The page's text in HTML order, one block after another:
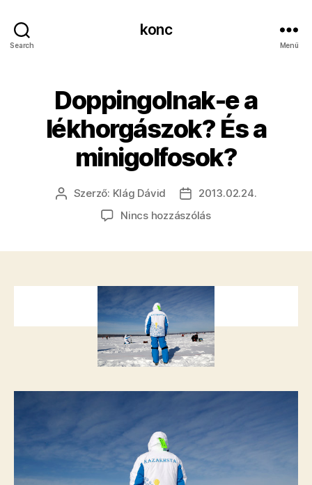
Search
konc
Menü
Doppingolnak-e a
lékhorgászok? És a
minigolfosok?
Bejegyzés
szerzője
Szerző: Klág Dávid
Bejegyzés
dátuma
2013.02.24.
Nincs hozzászólása(z)
a
minigolfosok?
bejegyzéshez